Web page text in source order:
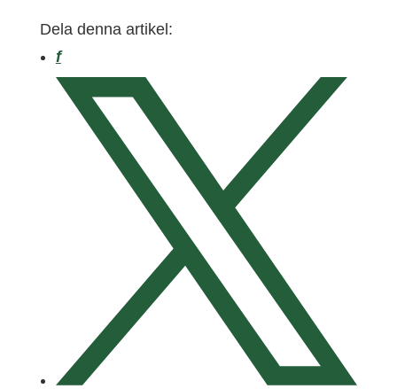
Dela denna artikel:
fFacebook